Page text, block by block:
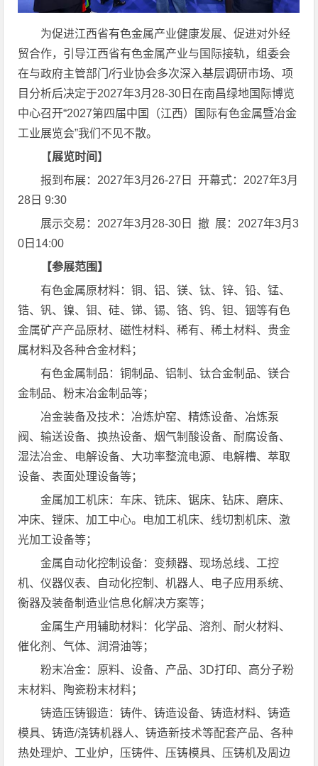
为促进江西省有色金属产业健康发展、促进对外经
贸合作，引导江西省有色金属产业与国际接轨，组委会
在与政府主管部门/行业协会多次深入基层调研市场、项
目分析后决定于2027年3月28-30日在南昌绿地国际博览
中心召开“2027第四届中国（江西）国际有色金属暨冶金
工业展览会”我们不见不散。
【展览时间 】
报到布展：2027年3月26-27日 开幕式：2027年3月
28日 9:30
展示交易：2027年3月28-30日 撤 展：2027年3月3
0日14:00
【参展范围】
有色金属原材料：铜、铝、镁、钛、锌、铅、锰、
锆、钒、镍、钼、硅、锑、锡、铬、钨、钽、铟等有色
金属矿产产品原材、磁性材料、稀有、稀土材料、贵金
属材料及各种合金材料；
有色金属制品：铜制品、铝制、钛合金制品、镁合
金制品、粉末冶金制品等；
冶金装备及技术：冶炼炉窑、精炼设备、冶炼泵
阀、输送设备、换热设备、烟气制酸设备、耐腐设备、
湿法冶金、电解设备、大功率整流电源、电解槽、萃取
设备、表面处理设备等；
金属加工机床：车床、铣床、锯床、钻床、磨床、
冲床、镗床、加工中心。电加工机床、线切割机床、激
光加工设备等；
金属自动化控制设备：变频器、现场总线、工控
机、仪器仪表、自动化控制、机器人、电子应用系统、
衡器及装备制造业信息化解决方案等；
金属生产用辅助材料：化学品、溶剂、耐火材料、
催化剂、气体、润滑油等；
粉末冶金：原料、设备、产品、3D打印、高分子粉
末材料、陶瓷粉末材料；
铸造压铸锻造：铸件、铸造设备、铸造材料、铸造
模具、铸造/浇铸机器人、铸造新技术等配套产品、各种
热处理炉、工业炉，压铸件、压铸模具、压铸机及周边